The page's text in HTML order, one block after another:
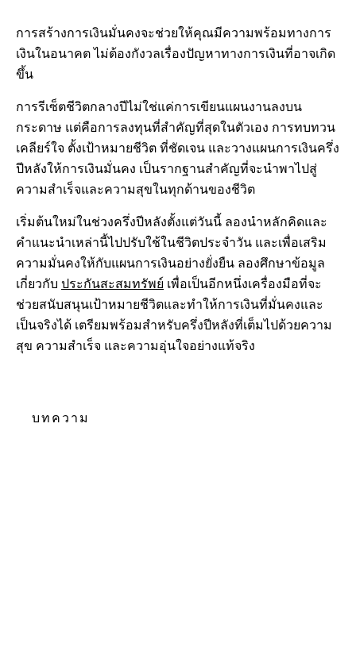
การสร้างการเงินมั่นคงจะช่วยให้คุณมีความพร้อมทางการ
เงินในอนาคต ไม่ต้องกังวลเรื่องปัญหาทางการเงินที่อาจเกิด
ขึ้น
การรีเซ็ตชีวิตกลางปีไม่ใช่แค่การเขียนแผนงานลงบน
กระดาษ แต่คือการลงทุนที่สำคัญที่สุดในตัวเอง การทบทวน
เคลียร์ใจ ตั้งเป้าหมายชีวิต ที่ชัดเจน และวางแผนการเงินครึ่ง
ปีหลังให้การเงินมั่นคง เป็นรากฐานสำคัญที่จะนำพาไปสู่
ความสำเร็จและความสุขในทุกด้านของชีวิต
เริ่มต้นใหม่ในช่วงครึ่งปีหลังตั้งแต่วันนี้ ลองนำหลักคิดและ
คำแนะนำเหล่านี้ไปปรับใช้ในชีวิตประจำวัน และเพื่อเสริม
ความมั่นคงให้กับแผนการเงินอย่างยั่งยืน ลองศึกษาข้อมูล
เกี่ยวกับ ประกันสะสมทรัพย์ เพื่อเป็นอีกหนึ่งเครื่องมือที่จะ
ช่วยสนับสนุนเป้าหมายชีวิตและทำให้การเงินที่มั่นคงและ
เป็นจริงได้ เตรียมพร้อมสำหรับครึ่งปีหลังที่เต็มไปด้วยความ
สุข ความสำเร็จ และความอุ่นใจอย่างแท้จริง
บทความ